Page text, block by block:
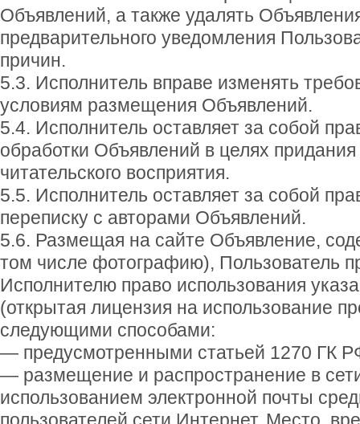
Объявлений, а также удалять
предварительного уведомления
причин.
5.3. Исполнитель вправе изменять
условиям размещения Объявлений.
5.4. Исполнитель оставляет за собой
обработки Объявлений в целях
читательского восприятия.
5.5. Исполнитель оставляет за собой
переписку с авторами Объявлений.
5.6. Размещая на сайте Объявление,
том числе фотографию), Пользователь
Исполнителю право использования
(открытая лицензия на использование
следующими способами:
— предусмотренными статьей 1270 ГК
— размещение и распространение в
использованием электронной почты